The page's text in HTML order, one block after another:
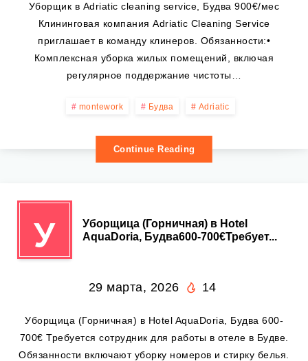
Уборщик в Adriatic cleaning service, Будва 900€/мес
Клининговая компания Adriatic Cleaning Service
приглашает в команду клинеров. Обязанности:•
Комплексная уборка жилых помещений, включая
регулярное поддержание чистоты…
montework Будва Adriatic
Continue Reading
У
Уборщица (Горничная) в Hotel
AquaDoria, Будва600-700€Требует...
29 марта, 2026 14
Уборщица (Горничная) в Hotel AquaDoria, Будва 600-
700€ Требуется сотрудник для работы в отеле в Будве.
Обязанности включают уборку номеров и стирку белья.